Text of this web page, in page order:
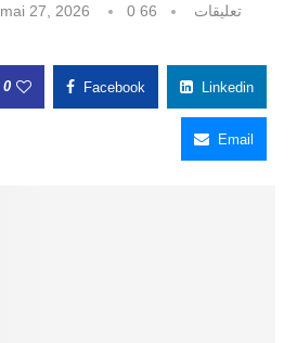
mai 27, 2026 0 تعليقات
66
0 Facebook Linkedin
Email